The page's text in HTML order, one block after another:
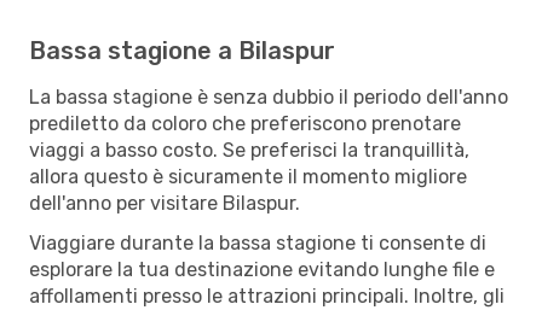
Bassa stagione a Bilaspur
La bassa stagione è senza dubbio il periodo dell'anno
prediletto da coloro che preferiscono prenotare
viaggi a basso costo. Se preferisci la tranquillità,
allora questo è sicuramente il momento migliore
dell'anno per visitare Bilaspur.
Viaggiare durante la bassa stagione ti consente di
esplorare la tua destinazione evitando lunghe file e
affollamenti presso le attrazioni principali. Inoltre, gli